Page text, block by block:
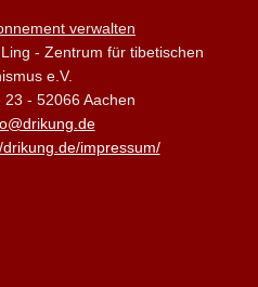
verwalten
- Zentrum für tibetischen
e.V.
- 52066 Aachen
drikung.de/impressum/